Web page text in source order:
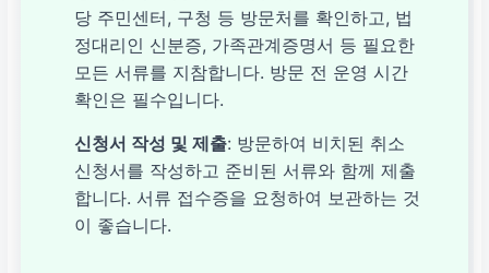
당 주민센터, 구청 등 방문처를 확인하고, 법
정대리인 신분증, 가족관계증명서 등 필요한
모든 서류를 지참합니다. 방문 전 운영 시간
확인은 필수입니다.
신청서 작성 및 제출: 방문하여 비치된 취소
신청서를 작성하고 준비된 서류와 함께 제출
합니다. 서류 접수증을 요청하여 보관하는 것
이 좋습니다.